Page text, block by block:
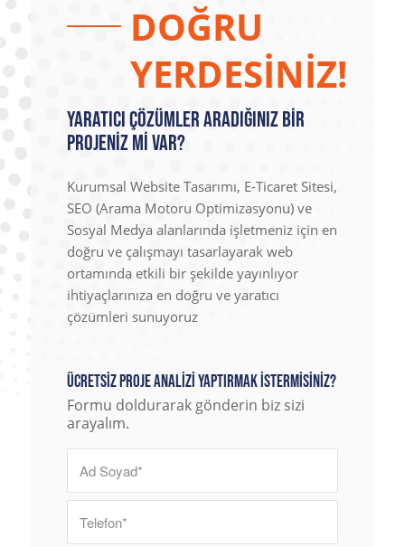
DOĞRU
YERDESİNİZ!
Yaratıcı Çözümler Aradığınız Bir
Projeniz mi Var?
Kurumsal Website Tasarımı, E-Ticaret Sitesi,
SEO (Arama Motoru Optimizasyonu) ve
Sosyal Medya alanlarında işletmeniz için en
doğru ve çalışmayı tasarlayarak web
ortamında etkili bir şekilde yayınlıyor
ihtiyaçlarınıza en doğru ve yaratıcı
çözümleri sunuyoruz
Ücretsiz Proje Analizi Yaptırmak İstermisiniz?
Formu doldurarak gönderin biz sizi
arayalım.